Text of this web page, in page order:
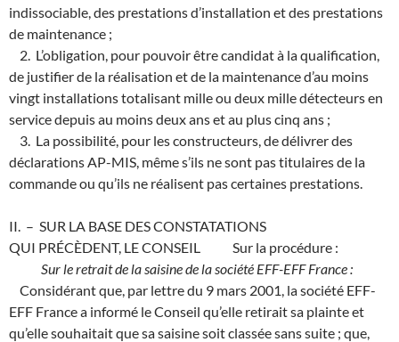
indissociable, des prestations d’installation et des prestations
de maintenance ;
2. L’obligation, pour pouvoir être candidat à la qualification,
de justifier de la réalisation et de la maintenance d’au moins
vingt installations totalisant mille ou deux mille détecteurs en
service depuis au moins deux ans et au plus cinq ans ;
3. La possibilité, pour les constructeurs, de délivrer des
déclarations AP-MIS, même s’ils ne sont pas titulaires de la
commande ou qu’ils ne réalisent pas certaines prestations.
II. – SUR LA BASE DES CONSTATATIONS
QUI PRÉCÈDENT, LE CONSEIL Sur la procédure :
Sur le retrait de la saisine de la société EFF-EFF France :
Considérant que, par lettre du 9 mars 2001, la société EFF-
EFF France a informé le Conseil qu’elle retirait sa plainte et
qu’elle souhaitait que sa saisine soit classée sans suite ; que,